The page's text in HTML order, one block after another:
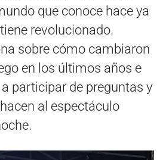
que conoce hace ya
revolucionado.
sobre cómo cambiaron
en los últimos años e
participar de preguntas y
al espectáculo